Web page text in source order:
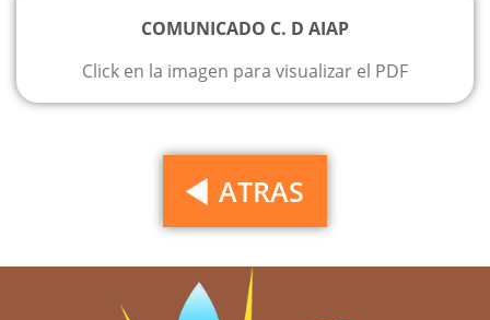
COMUNICADO C. D AIAP
Click en la imagen para visualizar el PDF
ATRAS